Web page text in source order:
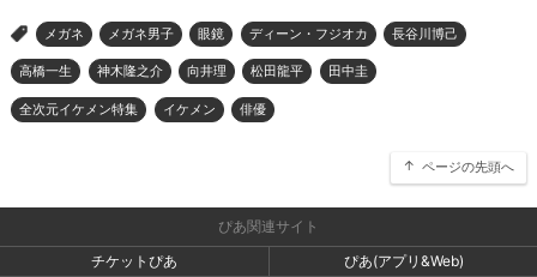
> メガネ メガネ男子 眼鏡 ディーン・フジオカ 長谷川博己
高橋一生 神木隆之介 向井理 松田龍平 田中圭
全次元イケメン特集 イケメン 俳優
ページの先頭へ
ぴあ関連サイト
チケットぴあ
ぴあ(アプリ&Web)